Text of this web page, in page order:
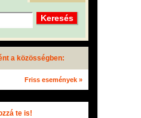
a közösségben:
Friss események »
te is!